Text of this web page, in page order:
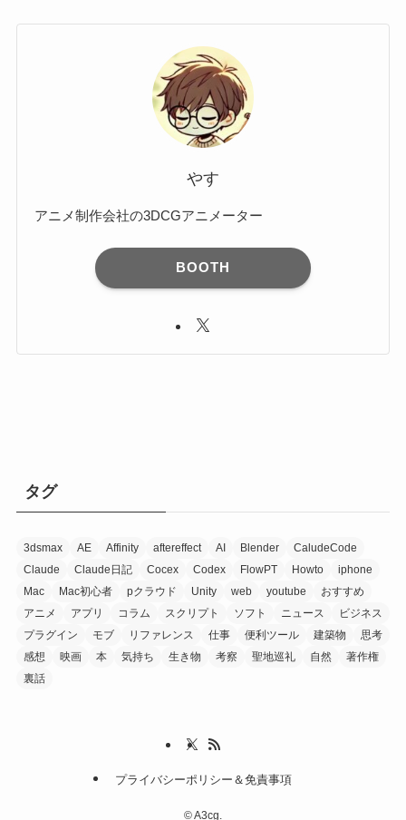
やす
アニメ制作会社の3DCGアニメーター
BOOTH
タグ
3dsmax AE Affinity aftereffect AI Blender
CaludeCode
Claude
Claude日記 Cocex Codex FlowPT Howto
iphone
Mac
Mac初心者 pクラウド Unity web youtube
おすすめ
アニメ
アプリ コラム スクリプト ソフト ニュース
ビジネス
プラグイン
モブ リファレンス 仕事 便利ツール 建築物
思考
感想
映画 本 気持ち 生き物 考察 聖地巡礼 自然
著作権
裏話
プライバシーポリシー＆免責事項
©A3cg.